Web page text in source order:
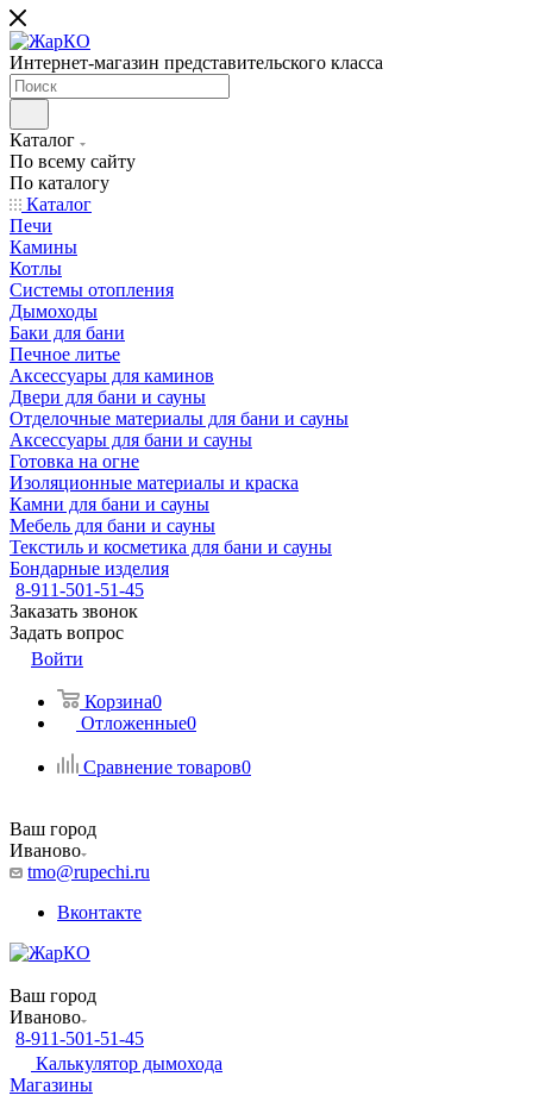
Интернет-магазин представительского класса
Каталог
По всему сайту
По каталогу
Каталог
Печи
Камины
Котлы
Системы отопления
Дымоходы
Баки для бани
Печное литье
Аксессуары для каминов
Двери для бани и сауны
Отделочные материалы для бани и сауны
Аксессуары для бани и сауны
Готовка на огне
Изоляционные материалы и краска
Камни для бани и сауны
Мебель для бани и сауны
Текстиль и косметика для бани и сауны
Бондарные изделия
8-911-501-51-45
Заказать звонок
Задать вопрос
Войти
Корзина0
Отложенные0
Сравнение товаров0
Ваш город
Иваново
tmo@rupechi.ru
Вконтакте
Ваш город
Иваново
8-911-501-51-45
Калькулятор дымохода
Магазины